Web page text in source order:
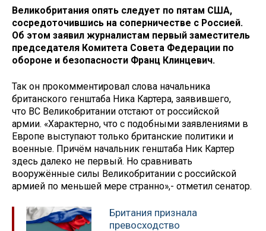
Великобритания опять следует по пятам США,
сосредоточившись на соперничестве с Россией.
Об этом заявил журналистам первый заместитель
председателя Комитета Совета Федерации по
обороне и безопасности Франц Клинцевич.
Так он прокомментировал слова начальника
британского генштаба Ника Картера, заявившего,
что ВС Великобритании отстают от российской
армии. «Характерно, что с подобными заявлениями в
Европе выступают только британские политики и
военные. Причём начальник генштаба Ник Картер
здесь далеко не первый. Но сравнивать
вооружённые силы Великобритании с российской
армией по меньшей мере странно»,- отметил сенатор.
Британия признала
превосходство